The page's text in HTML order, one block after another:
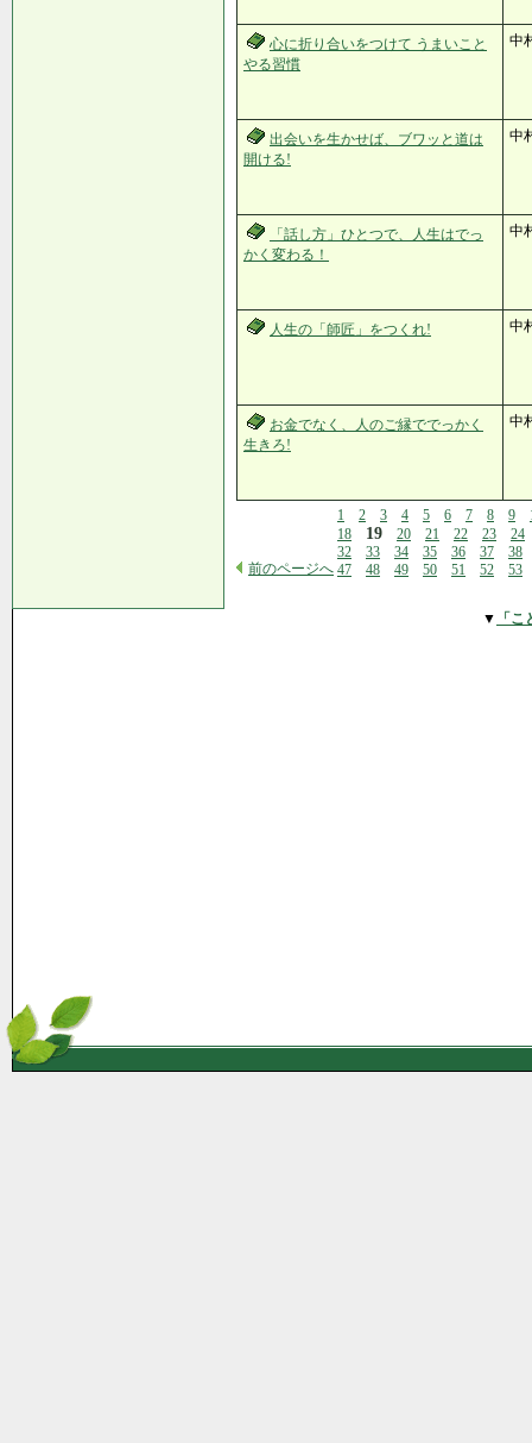
心に折り合いをつけて うまいこと
やる習慣
中
出会いを生かせば、ブワッと道は
開ける!
中
「話し方」ひとつで、人生はでっ
かく変わる！
中
人生の「師匠」をつくれ! 中
お金でなく、人のご縁ででっかく
生きろ!
中
前のページへ
1 2 3 4 5 6 7 8 9
18
19 20 21 22 23
24
32
33 34 35 36 37
38
47
48 49 50 51 52 53
▼ 「